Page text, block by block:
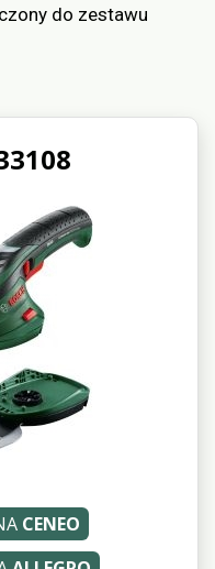
do zestawu
CENEO